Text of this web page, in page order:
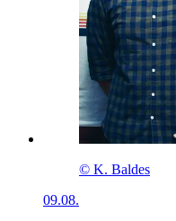
© K. Baldes
09.08.